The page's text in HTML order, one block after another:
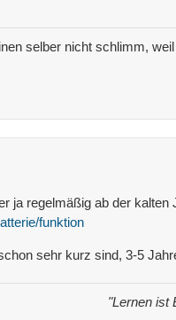
selber nicht schlimm,
ja regelmäßig ab der
funktion
sehr kurz sind, 3-5
"Lernen ist